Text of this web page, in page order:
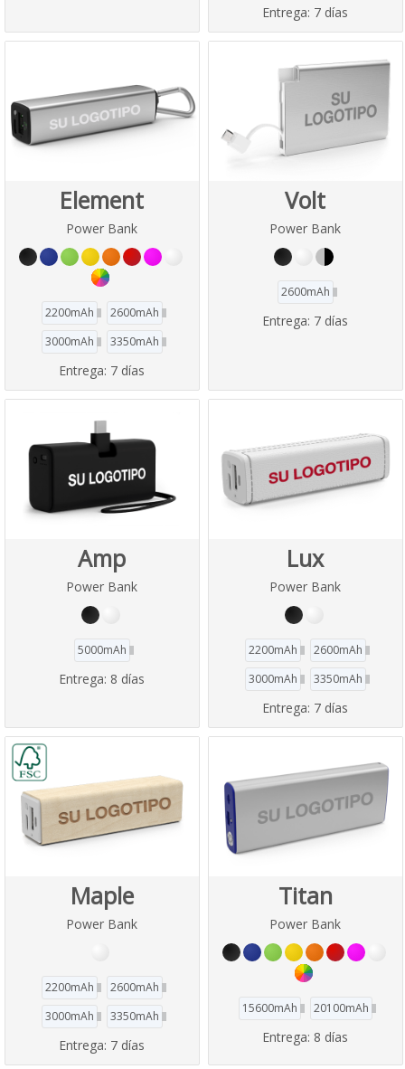
Entrega: 7 días
Element
Power Bank
2200mAh
2600mAh
3000mAh
3350mAh
Entrega: 7 días
Volt
Power Bank
2600mAh
Entrega: 7 días
Amp
Power Bank
5000mAh
Entrega: 8 días
Lux
Power Bank
2200mAh
2600mAh
3000mAh
3350mAh
Entrega: 7 días
Maple
Power Bank
2200mAh
2600mAh
3000mAh
3350mAh
Entrega: 7 días
Titan
Power Bank
15600mAh 20100mAh
Entrega: 8 días